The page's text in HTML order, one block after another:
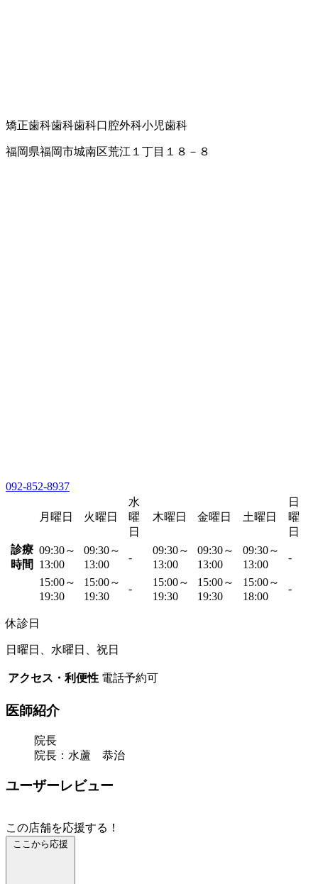
矯正歯科歯科歯科口腔外科小児歯科
福岡県福岡市城南区荒江１丁目１８－８
092-852-8937
月曜日 火曜日
水
曜
日
木曜日 金曜日 土曜日
日
曜
日
診療
時間
09:30～
13:00
09:30～
13:00
-
09:30～
13:00
09:30～
13:00
09:30～
13:00
-
15:00～
19:30
15:00～
19:30
-
15:00～
19:30
15:00～
19:30
15:00～
18:00
-
休診日
日曜日、水曜日、祝日
アクセス・利便性 電話予約可
医師紹介
院長
院長：水蘆 恭治
ユーザーレビュー
この店舗を応援する！
ここから応援